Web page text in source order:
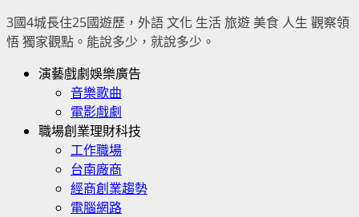
3國4城長住25國遊歷，外語 文化 生活 旅遊 美食 人生 觀察領
悟 獨家觀點。能說多少，就說多少。
Primary演藝戲劇娛樂廣告
音樂歌曲
電影戲劇
職場創業理財科技
工作職場
台南廠商
經商創業趨勢
電腦網路